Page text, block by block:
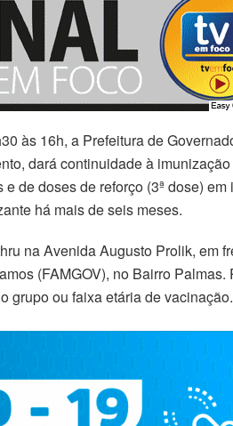
às 16h, a Prefeitura de
dará continuidade à
de doses de reforço (3ª dose)
há mais de seis meses.
na Avenida Augusto Prolik, em
(FAMGOV), no Bairro Palmas.
grupo ou faixa etária de vacinação.